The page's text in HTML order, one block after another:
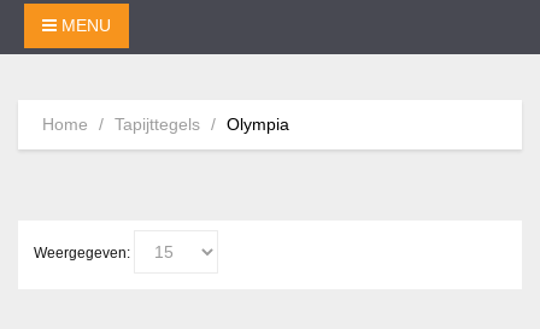
MENU
Home Tapijttegels Olympia
Weergegeven: